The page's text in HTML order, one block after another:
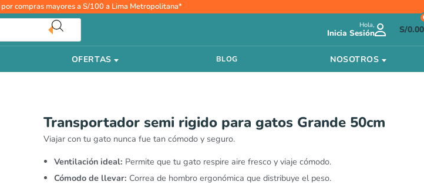
por compras mayores a S/100 a Lima Metropolitana*
Hola,
Inicia Sesión S/0.00
OFERTAS BLOG NOSOTROS
Transportador semi rigido para gatos Grande 50cm
Viajar con tu gato nunca fue tan cómodo y seguro.
Ventilación ideal: Permite que tu gato respire aire fresco y viaje cómodo.
Cómodo de llevar: Correa de hombro ergonómica que distribuye el peso.